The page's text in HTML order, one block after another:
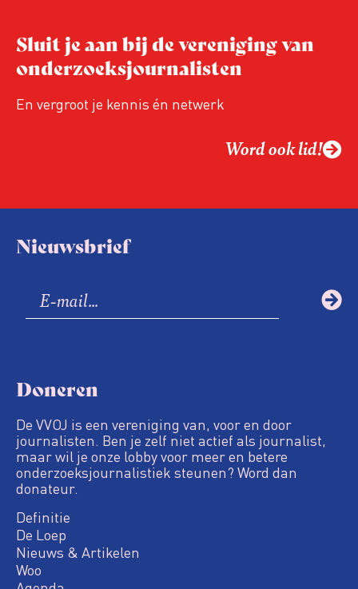
Sluit je aan bij de vereniging van
onderzoeksjournalisten
En vergroot je kennis én netwerk
Word ook lid!
Nieuwsbrief
Doneren
De VVOJ is een vereniging van, voor en door
journalisten. Ben je zelf niet actief als journalist,
maar wil je onze lobby voor meer en betere
onderzoeksjournalistiek steunen? Word dan
donateur.
Definitie
De Loep
Nieuws & Artikelen
Woo